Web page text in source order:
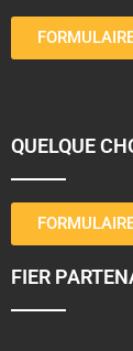
QUELQUE
FIER